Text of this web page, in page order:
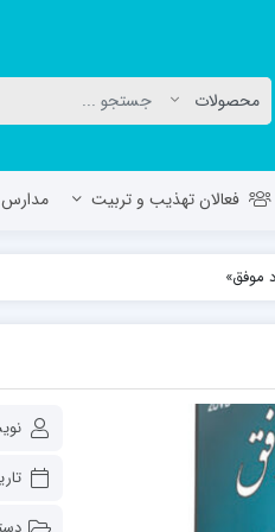
فعالان تهذیب و تربیت مدارس
علمیه جعفریه
موفق»